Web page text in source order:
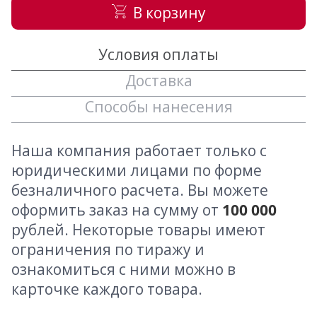
В корзину
Условия оплаты
Доставка
Способы нанесения
Наша компания работает только с
юридическими лицами по форме
безналичного расчета. Вы можете
оформить заказ на сумму от 100 000
рублей. Некоторые товары имеют
ограничения по тиражу и
ознакомиться с ними можно в
карточке каждого товара.